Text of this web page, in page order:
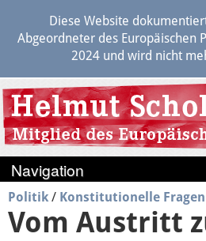
Diese Website
Abgeordneter des Europäischen
2024 und wird nicht
Blog
Politik / Konstitutionelle Fragen
Vom Austritt